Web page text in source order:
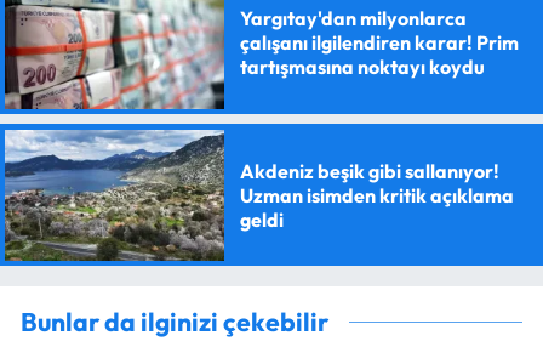
Yargıtay'dan milyonlarca
çalışanı ilgilendiren karar! Prim
tartışmasına noktayı koydu
Akdeniz beşik gibi sallanıyor!
Uzman isimden kritik açıklama
geldi
Bunlar da ilginizi çekebilir